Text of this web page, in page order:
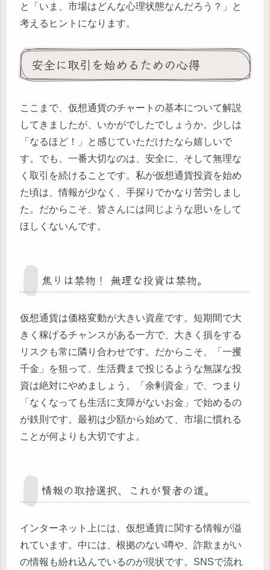
と「いま、市場はどんな心理状態なんだろう？」と
考えるヒントになります。
安全に取引を始めるための心得
ここまで、仮想通貨のチャートの基本について解説
してきましたが、いかがでしたでしょうか。少しは
「なるほど！」と感じていただけたなら嬉しいで
す。でも、一番大切なのは、安全に、そして無理な
く取引を続けることです。私が仮想通貨投資を始め
た頃は、情報が少なく、手探りでかなり苦労しまし
た。だからこそ、皆さんには同じような思いをして
ほしくないんです。
焦りは禁物！ 無理な投資は禁物。
仮想通貨は価格変動が大きい資産です。短期間で大
きく稼げるチャンスがある一方で、大きく損をする
リスクも常に隣り合わせです。だからこそ、「一攫
千金」を狙って、生活費まで投じるような無謀な投
資は絶対にやめましょう。「余剰資金」で、つまり
「なくなっても生活に支障がないお金」で始めるの
が鉄則です。最初は少額から始めて、市場に慣れる
ことが何よりも大切ですよ。
情報の取捨選択、これが賢者の道。
インターネット上には、仮想通貨に関する情報が溢
れています。中には、根拠のない噂や、詐欺まがい
の情報も紛れ込んでいるのが現状です。SNSで流れ